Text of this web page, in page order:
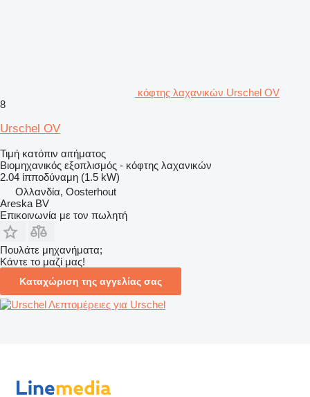
κόφτης λαχανικών Urschel OV
8
Urschel OV
Τιμή κατόπιν αιτήματος
Βιομηχανικός εξοπλισμός - κόφτης λαχανικών
2.04 ίπποδύναμη (1.5 kW)
Ολλανδία, Oosterhout
Areska BV
Επικοινωνία με τον πωλητή
Πουλάτε μηχανήματα;
Κάντε το μαζί μας!
Καταχώριση της αγγελίας σας
Λεπτομέρειες για Urschel